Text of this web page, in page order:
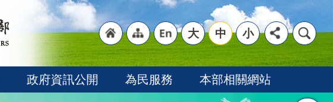
"網 "英
大 中 小
政府資訊公開 為民服務 本部相關網站